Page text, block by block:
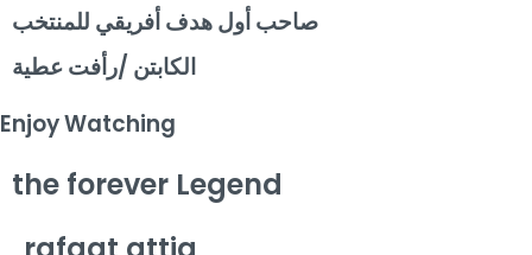
صاحب أول هدف أفريقي للمنتخب
الكابتن /رأفت عطية
Enjoy Watching
the forever Legend